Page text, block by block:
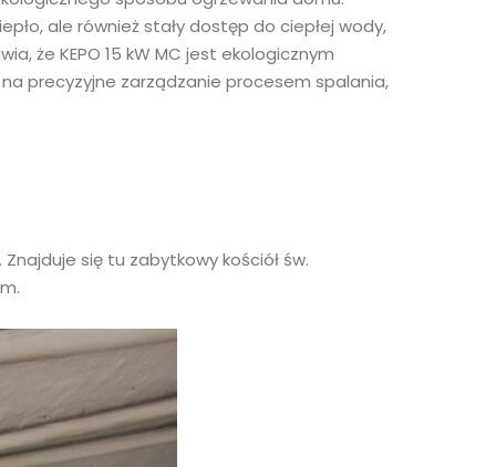
ale również stały dostęp do ciepłej wody,
że KEPO 15 kW MC jest ekologicznym
precyzyjne zarządzanie procesem spalania,
się tu zabytkowy kościół św.